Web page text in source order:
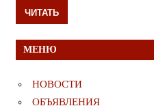
ЧИТАТЬ
МЕНЮ
НОВОСТИ
ОБЪЯВЛЕНИЯ